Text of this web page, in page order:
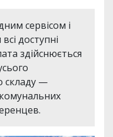
сервісом і
доступні
здійснюється
складу —